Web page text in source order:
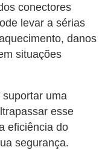
conectores
levar a sérias
danos
situações
uma
esse
eficiência do
segurança.